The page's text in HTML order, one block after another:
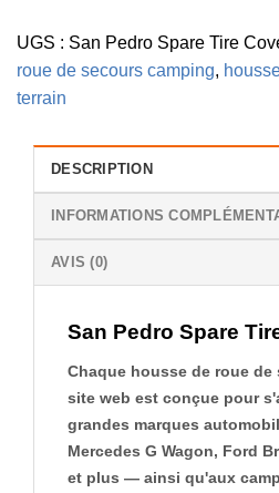
Cover
UGS : San Pedro Spare Tire
roue de secours camping,
terrain
DESCRIPTION
INFORMATIONS
AVIS (0)
San Pedro Spare
Chaque housse de roue
site web est conçue pour
grandes marques
Mercedes G Wagon, Ford
et plus — ainsi qu'aux